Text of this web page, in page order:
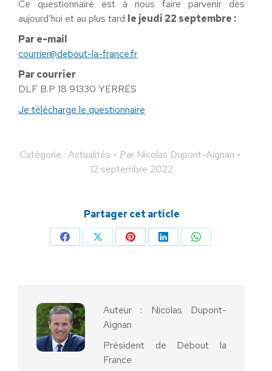
Ce questionnaire est à nous faire parvenir dès
aujourd’hui et au plus tard le jeudi 22 septembre :
Par e-mail
courrier@debout-la-france.fr
Par courrier
DLF B.P 18 91330 YERRES
Je télécharge le questionnaire
Catégorie : Actualités Par Nicolas Dupont-Aignan
12 septembre 2022
Partager cet article
PartagerPartagerPartagerPartagerPartager
Auteur : Nicolas Dupont-
Aignan
Président de Debout la
France